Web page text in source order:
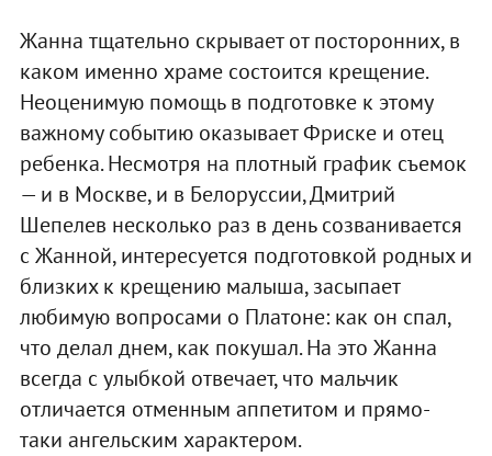
Жанна тщательно скрывает от посторонних, в
каком именно храме состоится крещение.
Неоценимую помощь в подготовке к этому
важному событию оказывает Фриске и отец
ребенка. Несмотря на плотный график съемок
— и в Москве, и в Белоруссии, Дмитрий
Шепелев несколько раз в день созванивается
с Жанной, интересуется подготовкой родных и
близких к крещению малыша, засыпает
любимую вопросами о Платоне: как он спал,
что делал днем, как покушал. На это Жанна
всегда с улыбкой отвечает, что мальчик
отличается отменным аппетитом и прямо-
таки ангельским характером.